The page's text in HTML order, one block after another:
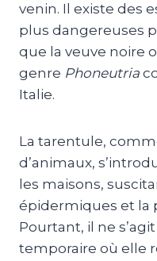
venin. Il existe des
plus dangereuses
que la veuve noire
genre Phoneutria
Italie.
La tarentule,
d’animaux,
les maisons,
épidermiques et la
Pourtant, il ne
temporaire où elle